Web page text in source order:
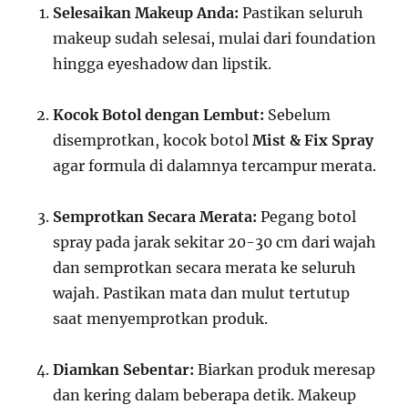
Selesaikan Makeup Anda: Pastikan seluruh
makeup sudah selesai, mulai dari foundation
hingga eyeshadow dan lipstik.
Kocok Botol dengan Lembut: Sebelum
disemprotkan, kocok botolMist & Fix Spray
agar formula di dalamnya tercampur merata.
Semprotkan Secara Merata: Pegang botol
spray pada jarak sekitar 20-30 cm dari wajah
dan semprotkan secara merata ke seluruh
wajah. Pastikan mata dan mulut tertutup
saat menyemprotkan produk.
Diamkan Sebentar: Biarkan produk meresap
dan kering dalam beberapa detik. Makeup